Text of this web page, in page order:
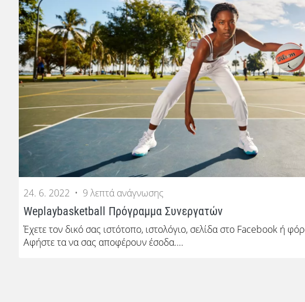
24. 6. 2022 • 9 λεπτά ανάγνωσης
Weplaybasketball Πρόγραμμα Συνεργατών
Έχετε τον δικό σας ιστότοπο, ιστολόγιο, σελίδα στο Facebook ή
Αφήστε τα να σας αποφέρουν έσοδα.…